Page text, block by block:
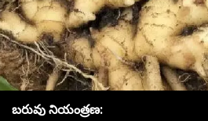
బరువు నియంత్రణ: